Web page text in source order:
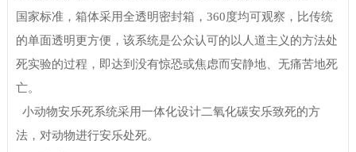
国家标准，箱体采用全透明密封箱，360度均可观察，比传统
的单面透明更方便，该系统是公众认可的以人道主义的方法处
死实验的过程，即达到没有惊恐或焦虑而安静地、无痛苦地死
亡。
小动物安乐死系统采用一体化设计二氧化碳安乐致死的方
法，对动物进行安乐处死。